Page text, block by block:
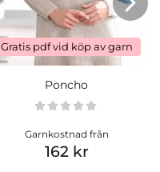
Gratis pdf vid köp av garn
Poncho
Garnkostnad från
162 kr